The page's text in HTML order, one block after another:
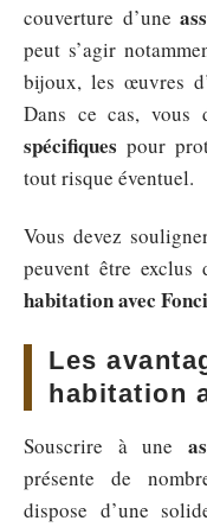
couverture d’une
peut s’agir
bijoux, les œuvres
Dans ce cas, vous
spécifiques pour
tout risque éventuel.
Vous devez
peuvent être exclus
habitation avec
Les
habitation
Souscrire à une
présente de
dispose d’une